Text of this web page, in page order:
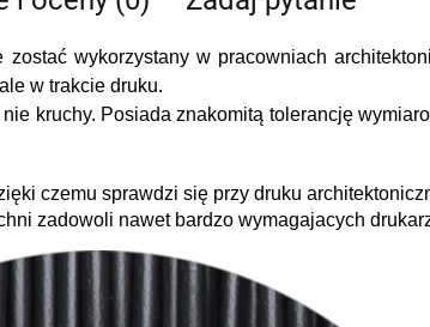
wykorzystany w pracowniach
w trakcie druku.
kruchy. Posiada znakomitą tolerancję
czemu sprawdzi się przy druku
zadowoli nawet bardzo wymagajacych